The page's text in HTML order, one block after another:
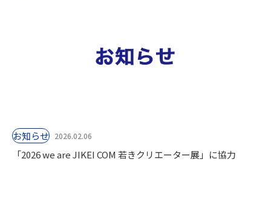
お知らせ 2026.02.06
「2026 we are JIKEI COM 若きクリエーター展」に協力